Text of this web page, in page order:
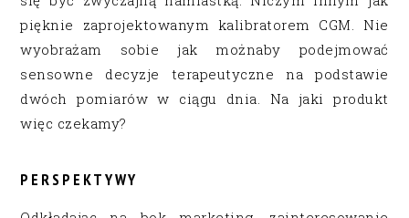
pięknie zaprojektowanym kalibratorem CGM. Nie
wyobrażam sobie jak możnaby podejmować
sensowne decyzje terapeutyczne na podstawie
dwóch pomiarów w ciągu dnia. Na jaki produkt
więc czekamy?
PERSPEKTYWY